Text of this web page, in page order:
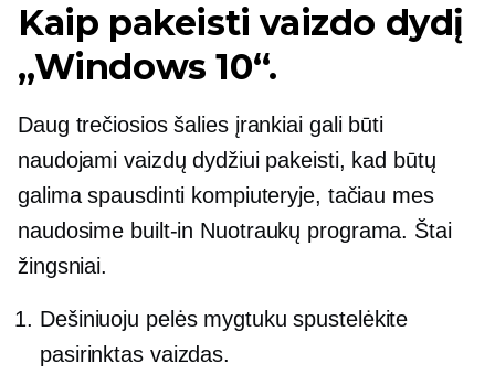
Kaip pakeisti vaizdo dydį
„Windows 10“.
Daug trečiosios šaliesįrankiai gali būti
naudojami vaizdų dydžiui pakeisti, kad būtų
galima spausdinti kompiuteryje, tačiau mes
naudosime built-in Nuotraukų programa. Štai
žingsniai.
Dešiniuoju pelės mygtuku spustelėkite
pasirinktas vaizdas.